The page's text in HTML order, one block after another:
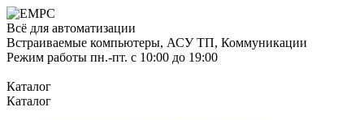
Всё для автоматизации
Встраиваемые компьютеры, АСУ ТП, Коммуникации
Режим работы пн.-пт. с 10:00 до 19:00
Каталог
Каталог